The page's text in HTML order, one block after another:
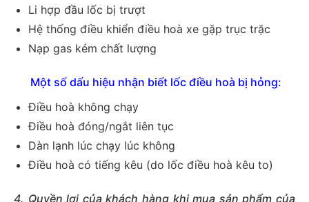
Li hợp đầu lốc bị trượt
Hệ thống điều khiển điều hoà xe gặp trục trặc
Nạp gas kém chất lượng
Một số dấu hiệu nhận biết lốc điều hoà bị hỏng:
Điều hoà không chạy
Điều hoà đóng/ngắt liên tục
Dàn lạnh lúc chạy lúc không
Điều hoà có tiếng kêu (do lốc điều hoà kêu to)
4. Quyền lợi của khách hàng khi mua sản phẩm của